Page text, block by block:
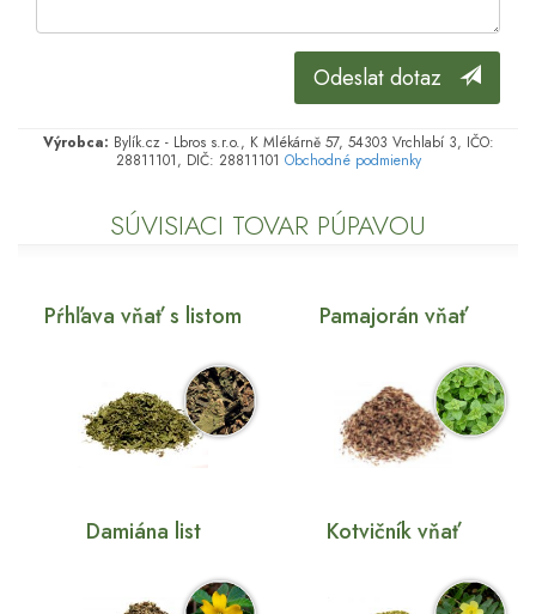
Odeslat dotaz
Výrobca: Bylík.cz - Lbros s.r.o., K Mlékárně 57, 54303 Vrchlabí 3, IČO:
28811101, DIČ: 28811101 Obchodné podmienky
SÚVISIACI TOVAR PÚPAVOU
Pŕhľava vňať s listom Pamajorán vňať
Damiána list Kotvičník vňať